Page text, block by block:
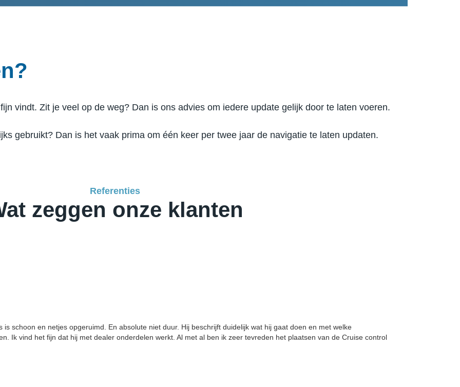
vindt. Zit je veel op de weg? Dan is ons advies om iedere update gelijk door te laten voeren.
gebruikt? Dan is het vaak prima om één keer per twee jaar de navigatie te laten updaten.
Referenties
zeggen onze klanten
schoon en netjes opgeruimd. En absolute niet duur. Hij beschrijft duidelijk wat hij gaat doen en met welke
Ik vind het fijn dat hij met dealer onderdelen werkt. Al met al ben ik zeer tevreden het plaatsen van de Cruise control